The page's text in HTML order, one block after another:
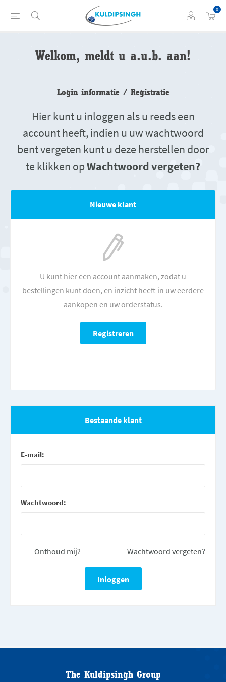
0
Welkom, meldt u a.u.b. aan!
Login informatie / Registratie
Hier kunt u inloggen als u reeds een
account heeft, indien u uw wachtwoord
bent vergeten kunt u deze herstellen door
te klikken opWachtwoord vergeten?
Nieuwe klant
U kunt hier een account aanmaken, zodat u
bestellingen kunt doen, en inzicht heeft in uw eerdere
aankopen en uw orderstatus.
Bestaande klant
E-mail:
Wachtwoord:
Wachtwoord vergeten?
Onthoud mij?
The Kuldipsingh Group